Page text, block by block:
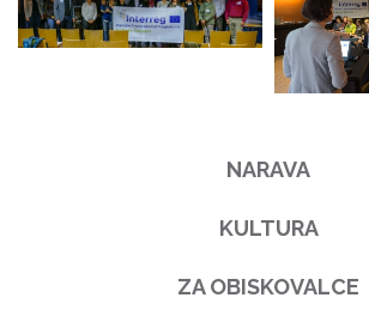
NARAVA
KULTURA
ZA OBISKOVALCE